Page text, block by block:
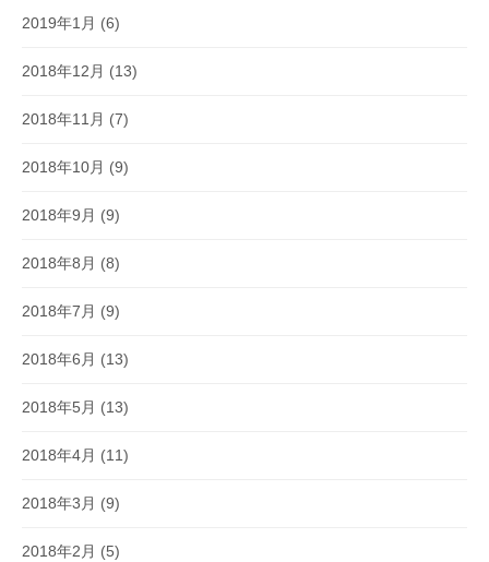
2019年1月 (6)
2018年12月 (13)
2018年11月 (7)
2018年10月 (9)
2018年9月 (9)
2018年8月 (8)
2018年7月 (9)
2018年6月 (13)
2018年5月 (13)
2018年4月 (11)
2018年3月 (9)
2018年2月 (5)